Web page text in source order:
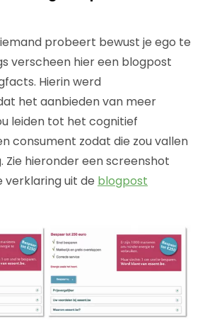
probeert bewust je ego te
verscheen hier een blogpost
Hierin werd
het aanbieden van meer
leiden tot het cognitief
consument zodat die zou vallen
Zie hieronder een screenshot
uit de blogpost